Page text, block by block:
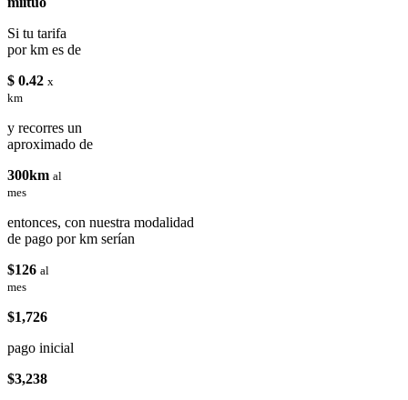
Si tu tarifa
por km es de
$ 0.42 x
km
y recorres un
aproximado de
300km al
mes
entonces, con nuestra modalidad
de pago por km serían
$126 al
mes
$1,726
pago inicial
$3,238